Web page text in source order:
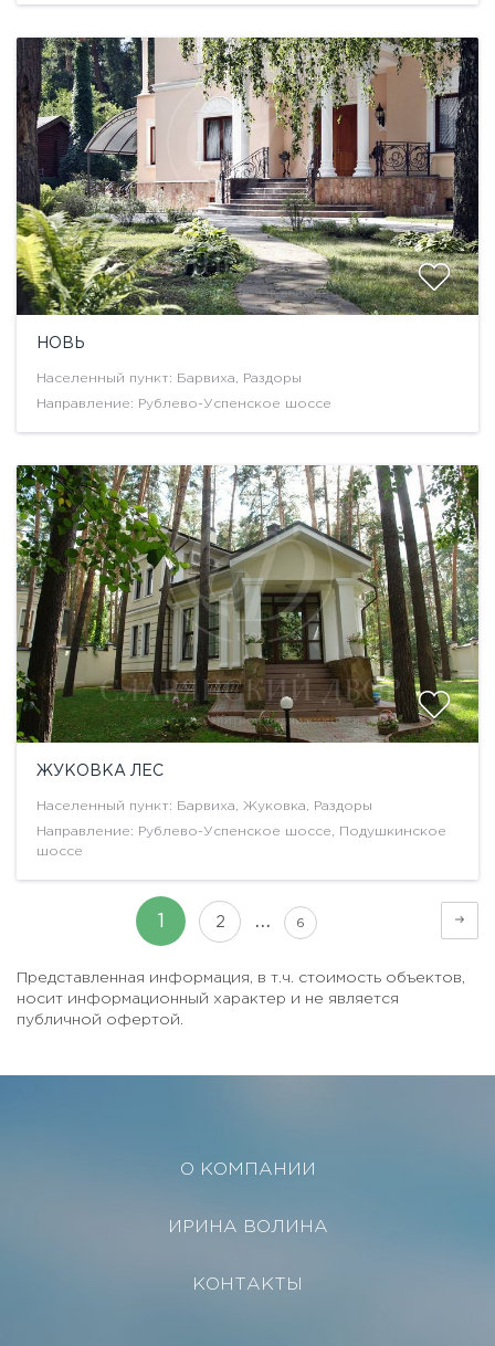
НОВЬ
Населенный пункт: Барвиха, Раздоры
Направление: Рублево-Успенское шоссе
ЖУКОВКА ЛЕС
Населенный пункт: Барвиха, Жуковка, Раздоры
Направление: Рублево-Успенское шоссе, Подушкинское
шоссе
1 2 … 6
Представленная информация, в т.ч. стоимость объектов,
носит информационный характер и не является
публичной офертой.
О КОМПАНИИ
ИРИНА ВОЛИНА
КОНТАКТЫ